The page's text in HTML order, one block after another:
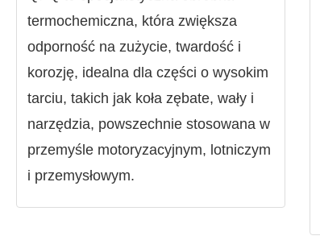
termochemiczna, która zwiększa
odporność na zużycie, twardość i
korozję, idealna dla części o wysokim
tarciu, takich jak koła zębate, wały i
narzędzia, powszechnie stosowana w
przemyśle motoryzacyjnym, lotniczym
i przemysłowym.